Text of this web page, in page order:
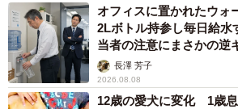
初診日に国民年金に加入していた（ま
満など）場合、申請できます。障害の
び2級が対象です。
オフィスに置かれたウ
2Lボトル持参し毎日給
当者の注意にまさかの逆
説】長澤 芳子
2026.08.08
12歳の愛犬に変化 1歳